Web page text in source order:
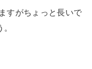
すがちょっと長いで